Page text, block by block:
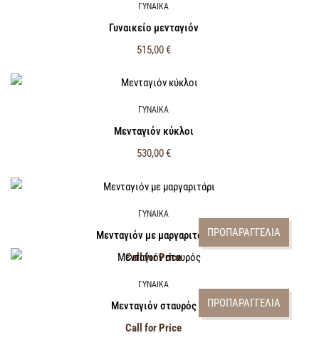
ΓΥΝΑΙΚΑ
Γυναικείο μενταγιόν
515,00€
ΓΥΝΑΙΚΑ
Μενταγιόν κύκλοι
530,00€
ΠΡΟΠΑΡΑΓΓΕΛΙΑ
ΓΥΝΑΙΚΑ
Μενταγιόν με μαργαριτάρι
Call for Price
ΠΡΟΠΑΡΑΓΓΕΛΙΑ
ΓΥΝΑΙΚΑ
Μενταγιόν σταυρός
Call for Price